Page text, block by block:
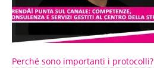
Perché sono importanti i protocolli?